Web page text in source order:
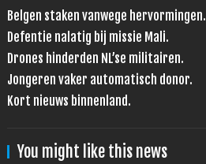
Belgen staken vanwege hervormingen.
Defentie nalatig bij missie Mali.
Drones hinderden NL’se militairen.
Jongeren vaker automatisch donor.
Kort nieuws binnenland.
You might like this news